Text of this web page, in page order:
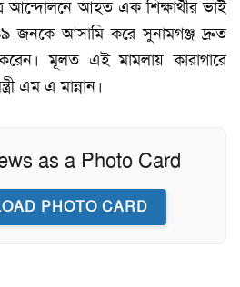
আন্দোলনে আহত এক শিক্ষার্থীর ভাই
জনকে আসামি করে সুনামগঞ্জ দ্রুত
মূলত এই মামলায় কারাগারে
এম এ মান্নান।
as a Photo Card
PHOTO CARD